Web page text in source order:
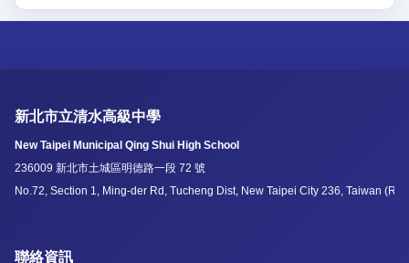
新北市立清水高級中學
New Taipei Municipal Qing Shui High School
236009 新北市土城區明德路一段 72 號
No.72, Section 1, Ming-der Rd, Tucheng Dist, New Taipei City 236, Taiwan
聯絡資訊